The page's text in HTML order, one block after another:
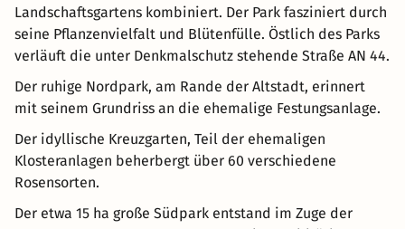
Landschaftsgartens kombiniert. Der Park fasziniert durch
seine Pflanzenvielfalt und Blütenfülle. Östlich des Parks
verläuft die unter Denkmalschutz stehende Straße AN 44.
Der ruhige Nordpark, am Rande der Altstadt, erinnert
mit seinem Grundriss an die ehemalige Festungsanlage.
Der idyllische Kreuzgarten, Teil der ehemaligen
Klosteranlagen beherbergt über 60 verschiedene
Rosensorten.
Der etwa 15 ha große Südpark entstand im Zuge der